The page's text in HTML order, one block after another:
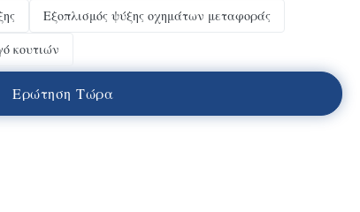
Εξοπλισμός ψύξης οχημάτων μεταφοράς
κουτιών
Ερώτηση Τώρα